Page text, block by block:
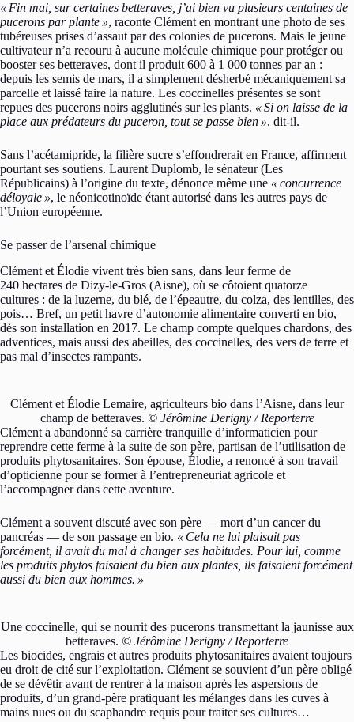
« Fin mai, sur certaines betteraves, j’ai bien vu plusieurs centaines de
pucerons par plante », raconte Clément en montrant une photo de ses
tubéreuses prises d’assaut par des colonies de pucerons. Mais le jeune
cultivateur n’a recouru à aucune molécule chimique pour protéger ou
booster ses betteraves, dont il produit 600 à 1 000 tonnes par an :
depuis les semis de mars, il a simplement désherbé mécaniquement sa
parcelle et laissé faire la nature. Les coccinelles présentes se sont
repues des pucerons noirs agglutinés sur les plants. «Si on laisse de la
place aux prédateurs du puceron, tout se passe bien », dit-il.
Sans l’acétamipride, la filière sucre s’effondrerait en France, affirment
pourtant ses soutiens. Laurent Duplomb, le sénateur (Les
Républicains) à l’origine du texte, dénonce même une «concurrence
déloyale », le néonicotinoïde étant autorisé dans les autres pays de
l’Union européenne.
Se passer de l’arsenal chimique
Clément et Élodie vivent très bien sans, dans leur ferme de
240 hectares de Dizy-le-Gros (Aisne), où se côtoient quatorze
cultures : de la luzerne, du blé, de l’épeautre, du colza, des lentilles, des
pois… Bref, un petit havre d’autonomie alimentaire converti en bio,
dès son installation en 2017. Le champ compte quelques chardons, des
adventices, mais aussi des abeilles, des coccinelles, des vers de terre et
pas mal d’insectes rampants.
Clément et Élodie Lemaire, agriculteurs bio dans l’Aisne, dans leur
champ de betteraves. © Jérômine Derigny / Reporterre
Clément a abandonné sa carrière tranquille d’informaticien pour
reprendre cette ferme à la suite de son père, partisan de l’utilisation de
produits phytosanitaires. Son épouse, Élodie, a renoncé à son travail
d’opticienne pour se former à l’entrepreneuriat agricole et
l’accompagner dans cette aventure.
Clément a souvent discuté avec son père — mort d’un cancer du
pancréas — de son passage en bio. « Cela ne lui plaisait pas
forcément, il avait du mal à changer ses habitudes. Pour lui, comme
les produits phytos faisaient du bien aux plantes, ils faisaient forcément
aussi du bien aux hommes. »
Une coccinelle, qui se nourrit des pucerons transmettant la jaunisse aux
betteraves. © Jérômine Derigny / Reporterre
Les biocides, engrais et autres produits phytosanitaires avaient toujours
eu droit de cité sur l’exploitation. Clément se souvient d’un père obligé
de se dévêtir avant de rentrer à la maison après les aspersions de
produits, d’un grand-père pratiquant les mélanges dans les cuves à
mains nues ou du scaphandre requis pour traiter ses cultures…